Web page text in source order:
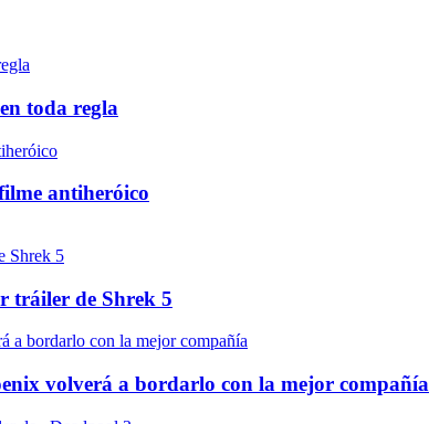
toda regla
antiheróico
tráiler de Shrek 5
volverá a bordarlo con la mejor compañía